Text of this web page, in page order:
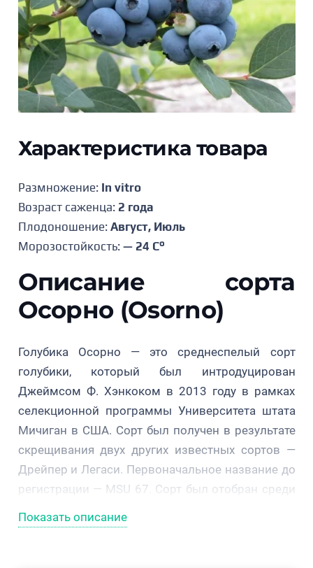
Характеристика товара
Размножение: In vitro
Возраст саженца: 2 года
Плодоношение: Август, Июль
Морозостойкость: — 24 C°
Описание сорта
Осорно (Osorno)
Голубика Осорно — это среднеспелый сорт
голубики, который был интродуцирован
Джеймсом Ф. Хэнкоком в 2013 году в рамках
селекционной программы Университета штата
Мичиган в США. Сорт был получен в результате
скрещивания двух других известных сортов —
Дрейпер и Легаси. Первоначальное название до
регистрации — MSU 67. Сорт был отобран среди
братьев и сестёр. Первоначальная оценка
Показать описание